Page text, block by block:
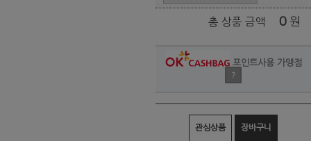
총 상품 금액 0 원
포인트사용 가맹점
?
관심상품 장바구니